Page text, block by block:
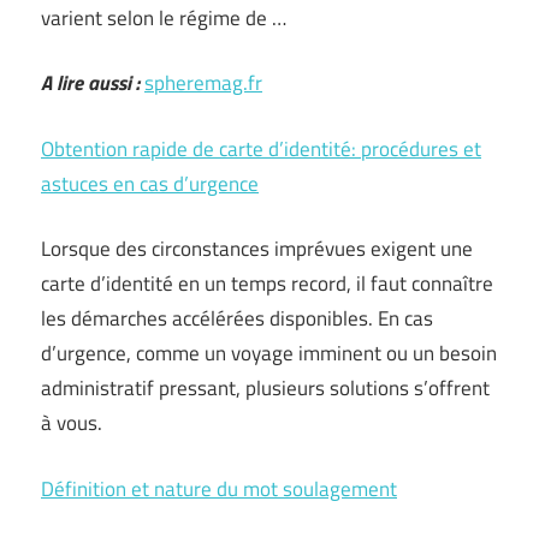
varient selon le régime de …
A lire aussi :spheremag.fr
Obtention rapide de carte d’identité: procédures et
astuces en cas d’urgence
Lorsque des circonstances imprévues exigent une
carte d’identité en un temps record, il faut connaître
les démarches accélérées disponibles. En cas
d’urgence, comme un voyage imminent ou un besoin
administratif pressant, plusieurs solutions s’offrent
à vous.
Définition et nature du mot soulagement